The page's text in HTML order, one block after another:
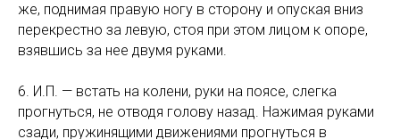
же, поднимая правую ногу в сторону и опуская вниз
перекрестно за левую, стоя при этом лицом к опоре,
взявшись за нее двумя руками.
6. И.П. — встать на колени, руки на поясе, слегка
прогнуться, не отводя голову назад. Нажимая руками
сзади, пружинящими движениями прогнуться в